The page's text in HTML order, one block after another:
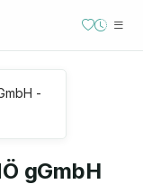
gGmbH